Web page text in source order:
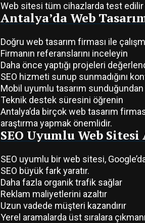
Web sitesi tüm cihazlarda test edilir
Antalya’da Web
Doğru web tasarım firması ile
Firmanın referanslarını inceleyin
Daha önce yaptığı projeleri
SEO hizmeti sunup sunmadığını
Mobil uyumlu tasarım
Teknik destek süresini öğrenin
Antalya’da birçok web tasarım
araştırma yapmak önemlidir.
SEO Uyumlu Web
SEO uyumlu bir web sitesi,
SEO büyük fark yaratır.
Daha fazla organik trafik sağlar
Reklam maliyetlerini azaltır
Uzun vadede müşteri kazandırır
Yerel aramalarda üst sıralara